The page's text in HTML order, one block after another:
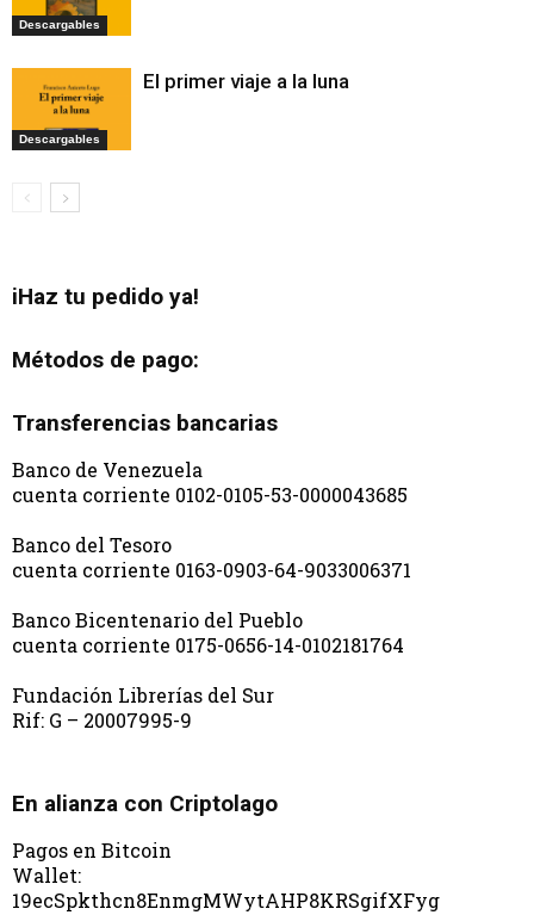
Descargables
Descargables
El primer viaje a la luna
iHaz tu pedido ya!
Métodos de pago:
Transferencias bancarias
Banco de Venezuela
cuenta corriente 0102-0105-53-0000043685
Banco del Tesoro
cuenta corriente 0163-0903-64-9033006371
Banco Bicentenario del Pueblo
cuenta corriente 0175-0656-14-0102181764
Fundación Librerías del Sur
Rif: G – 20007995-9
En alianza con Criptolago
Pagos en Bitcoin
Wallet:
19ecSpkthcn8EnmgMWytAHP8KRSgifXFyg